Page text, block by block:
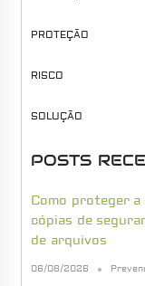
PROTEÇÃO
RISCO
SOLUÇÃO
POSTS
Como proteger a
cópias de
de arquivos
06/08/2026